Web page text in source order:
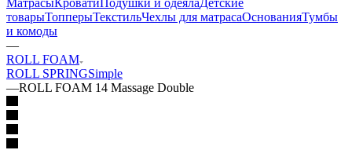
товарыТопперыТекстильЧехлы для матрасаОснованияТумбы
и комоды
—
ROLL FOAM
ROLL SPRINGSimple
—ROLL FOAM 14 Massage Double